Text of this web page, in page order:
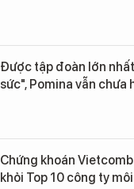
Được tập đoàn lớn
sức", Pomina vẫn chưa
Chứng khoán
khỏi Top 10 công ty